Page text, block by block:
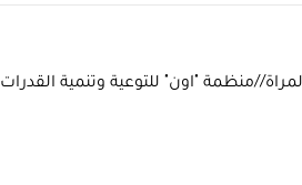
منظمة "اون" للتوعية وتنمية القدرات